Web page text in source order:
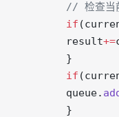
// 检查当
        if
        result
+=
        }
        if
        queue.
        }